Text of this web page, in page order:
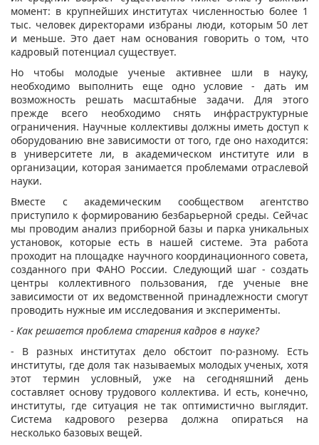
момент: в крупнейших институтах численностью более 1
тыс. человек директорами избраны люди, которым 50 лет
и меньше. Это дает нам основания говорить о том, что
кадровый потенциал существует.
Но чтобы молодые ученые активнее шли в науку,
необходимо выполнить еще одно условие - дать им
возможность решать масштабные задачи. Для этого
прежде всего необходимо снять инфраструктурные
ограничения. Научные коллективы должны иметь доступ к
оборудованию вне зависимости от того, где оно находится:
в университете ли, в академическом институте или в
организации, которая занимается проблемами отраслевой
науки.
Вместе с академическим сообществом агентство
приступило к формированию безбарьерной среды. Сейчас
мы проводим анализ приборной базы и парка уникальных
установок, которые есть в нашей системе. Эта работа
проходит на площадке научного координационного совета,
созданного при ФАНО России. Следующий шаг - создать
центры коллективного пользования, где ученые вне
зависимости от их ведомственной принадлежности смогут
проводить нужные им исследования и эксперименты.
- Как решается проблема старения кадров в науке?
- В разных институтах дело обстоит по-разному. Есть
институты, где доля так называемых молодых ученых, хотя
этот термин условный, уже на сегодняшний день
составляет основу трудового коллектива. И есть, конечно,
институты, где ситуация не так оптимистично выглядит.
Система кадрового резерва должна опираться на
несколько базовых вещей.